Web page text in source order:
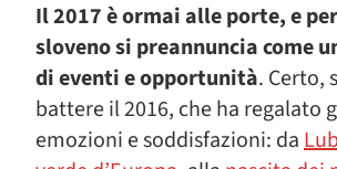
Il 2017 è ormai alle porte, e
sloveno si preannuncia come
di eventi e opportunità. Certo,
battere il 2016, che ha regalato
emozioni e soddisfazioni: da